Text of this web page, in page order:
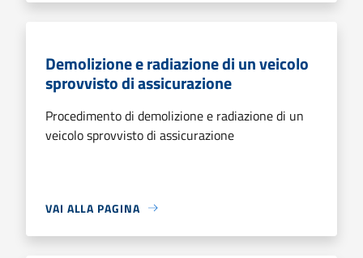
Demolizione e radiazione di un veicolo
sprovvisto di assicurazione
Procedimento di demolizione e radiazione di un
veicolo sprovvisto di assicurazione
VAI ALLA PAGINA